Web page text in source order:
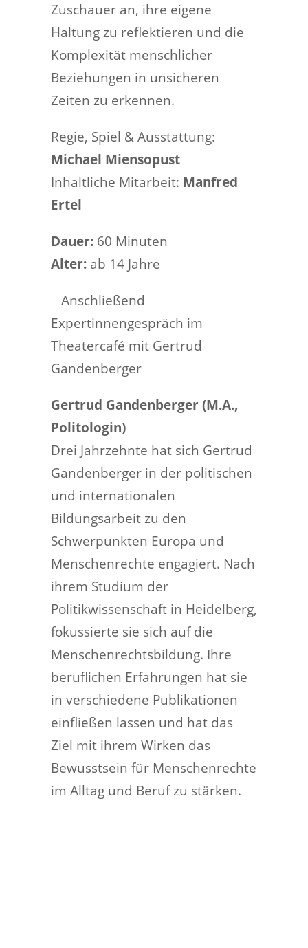
Zuschauer an, ihre eigene
Haltung zu reflektieren und die
Komplexität menschlicher
Beziehungen in unsicheren
Zeiten zu erkennen.
Regie, Spiel & Ausstattung:
Michael Miensopust
Inhaltliche Mitarbeit: Manfred
Ertel
Dauer: 60 Minuten
Alter: ab 14 Jahre
Anschließend
Expertinnengespräch im
Theatercafé mit Gertrud
Gandenberger
Gertrud Gandenberger (M.A.,
Politologin)
Drei Jahrzehnte hat sich Gertrud
Gandenberger in der politischen
und internationalen
Bildungsarbeit zu den
Schwerpunkten Europa und
Menschenrechte engagiert. Nach
ihrem Studium der
Politikwissenschaft in Heidelberg,
fokussierte sie sich auf die
Menschenrechtsbildung. Ihre
beruflichen Erfahrungen hat sie
in verschiedene Publikationen
einfließen lassen und hat das
Ziel mit ihrem Wirken das
Bewusstsein für Menschenrechte
im Alltag und Beruf zu stärken.